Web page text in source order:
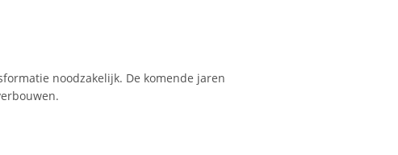
noodzakelijk. De komende jaren